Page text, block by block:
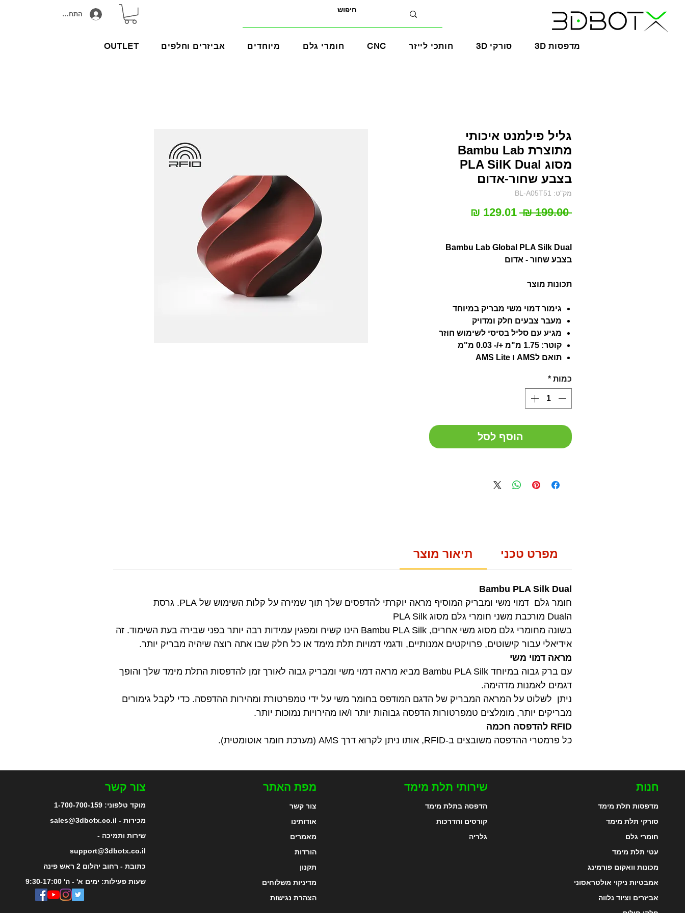
התחבר/הירשם
OUTLET אביזרים וחלפים מיוחדים חומרי גלם CNC חותכי לייזר 3D סורקי 3D מדפסות
גליל פילמנט איכותי
מתוצרת Bambu Lab
מסוג PLA SilK Dual
בצבע שחור-אדום
מק"ט: BL-A05T51
‏199.00 ‏₪
מחיר
Bambu Lab Global PLA Silk Dual
בצבע שחור - אדום
תכונות מוצר
גימור דמוי משי מבריק במיוחד
מעבר צבעים חלק ומדויק
מגיע עם סליל בסיסי לשימוש חוזר
קוטר: 1.75 מ"מ +/- 0.03 מ"מ
תואם לAMS ו AMS Lite
כמות *
הוסף לסל
תיאור מוצר מפרט טכני
Bambu PLA Silk Dual
חומר גלם דמוי משי ומבריק המוסיף מראה יוקרתי להדפסים שלך תוך שמירה על קלות השימוש של PLA. גרסת
הDual מורכבת משני חומרי גלם מסוג PLA Silk
בשונה מחומרי גלם מסוג משי אחרים, Bambu PLA Silk הינו קשיח ומפגין עמידות רבה יותר בפני שבירה בעת השימוד. זה
אידיאלי עבור קישוטים, פרויקטים אמנותיים, ודגמי דמויות תלת מימד או כל חלק שבו אתה רוצה שיהיה מבריק יותר.
מראה דמוי משי
עם ברק גבוה במיוחד Bambu PLA Silk מביא מראה דמוי משי ומבריק גבוה לאורך זמן להדפסות התלת מימד שלך והופך
דגמים לאמנות מדהימה.
ניתן לשלוט על המראה המבריק של הדגם המודפס בחומר משי על ידי טמפרטורת ומהירות ההדפסה. כדי לקבל גימורים
מבריקים יותר, מומלצים טמפרטורות הדפסה גבוהות יותר ו/או מהירויות נמוכות יותר.
RFID להדפסה חכמה
כל פרמטרי ההדפסה משובצים ב-RFID, אותו ניתן לקרוא דרך AMS (מערכת חומר אוטומטית).
צור קשר
מוקד טלפוני:1-700-700-159
מכירות - sales@3dbotx.co.il
שירות ותמיכה -
support@3dbotx.co.il
כתובת - רחוב יהלום 2 ראש פינה
שעות פעילות: ימים א' - ה' 9:30-17:00
מפת האתר
צור קשר
אודותינו
מאמרים
הורדות
תקנון
מדיניות משלוחים
הצהרת נגישות
שירותי תלת מימד
הדפסה בתלת מימד
קורסים והדרכות
גלריה
חנות
מדפסות תלת מימד
סורקי תלת מימד
חומרי גלם
עטי תלת מימד
מכונות וואקום פורמינג
אמבטיות ניקוי אולטראסוני
אביזרים וציוד נלווה